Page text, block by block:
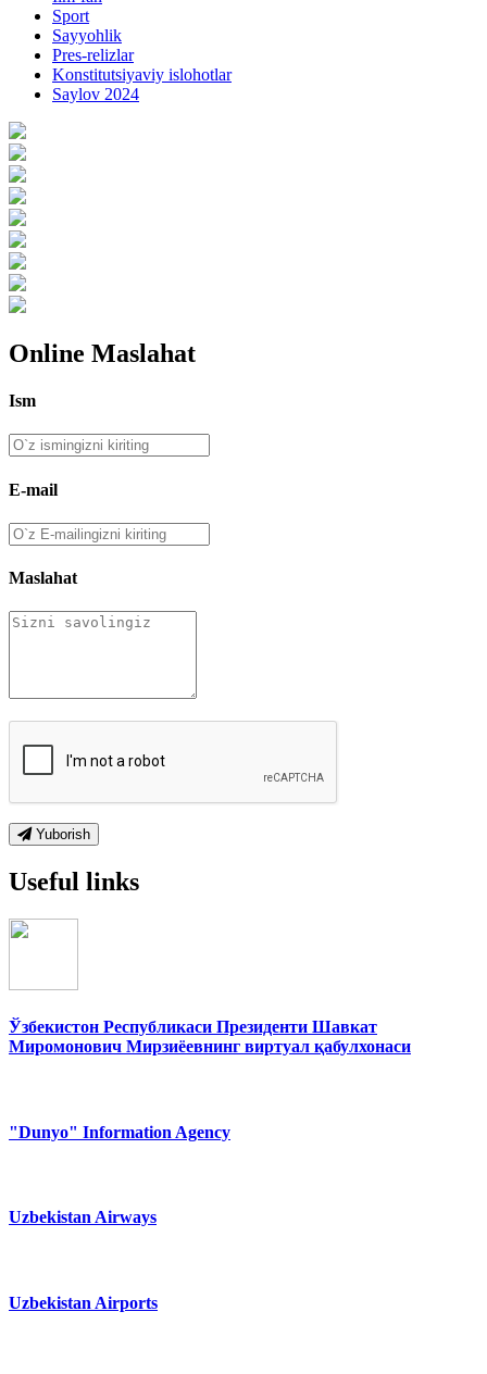
Sport
Sayyohlik
Pres-relizlar
Konstitutsiyaviy islohotlar
Saylov 2024
Online Maslahat
Ism
E-mail
Maslahat
Yuborish
Useful links
Ўзбекистон Республикаси Президенти Шавкат
Миромонович Мирзиёевнинг виртуал қабулхонаси
"Dunyo" Information Agency
Uzbekistan Airways
Uzbekistan Airports